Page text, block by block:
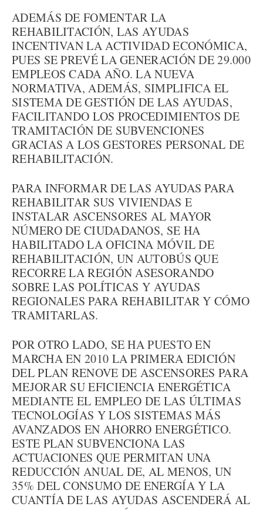
ADEMÁS DE FOMENTAR LA
REHABILITACIÓN, LAS AYUDAS
INCENTIVAN LA ACTIVIDAD ECONÓMICA,
PUES SE PREVÉ LA GENERACIÓN DE 29.000
EMPLEOS CADA AÑO. LA NUEVA
NORMATIVA, ADEMÁS, SIMPLIFICA EL
SISTEMA DE GESTIÓN DE LAS AYUDAS,
FACILITANDO LOS PROCEDIMIENTOS DE
TRAMITACIÓN DE SUBVENCIONES
GRACIAS A LOS GESTORES PERSONAL DE
REHABILITACIÓN.
PARA INFORMAR DE LAS AYUDAS PARA
REHABILITAR SUS VIVIENDAS E
INSTALAR ASCENSORES AL MAYOR
NÚMERO DE CIUDADANOS, SE HA
HABILITADO LA OFICINA MÓVIL DE
REHABILITACIÓN, UN AUTOBÚS QUE
RECORRE LA REGIÓN ASESORANDO
SOBRE LAS POLÍTICAS Y AYUDAS
REGIONALES PARA REHABILITAR Y CÓMO
TRAMITARLAS.
POR OTRO LADO, SE HA PUESTO EN
MARCHA EN 2010 LA PRIMERA EDICIÓN
DEL PLAN RENOVE DE ASCENSORES PARA
MEJORAR SU EFICIENCIA ENERGÉTICA
MEDIANTE EL EMPLEO DE LAS ÚLTIMAS
TECNOLOGÍAS Y LOS SISTEMAS MÁS
AVANZADOS EN AHORRO ENERGÉTICO.
ESTE PLAN SUBVENCIONA LAS
ACTUACIONES QUE PERMITAN UNA
REDUCCIÓN ANUAL DE, AL MENOS, UN
35% DEL CONSUMO DE ENERGÍA Y LA
CUANTÍA DE LAS AYUDAS ASCENDERÁ AL